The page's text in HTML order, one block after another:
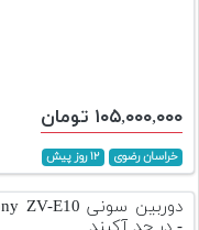
۱۰۵,۰۰۰,۰۰۰ تومان
خراسان رضوی ۱۲ روز پیش